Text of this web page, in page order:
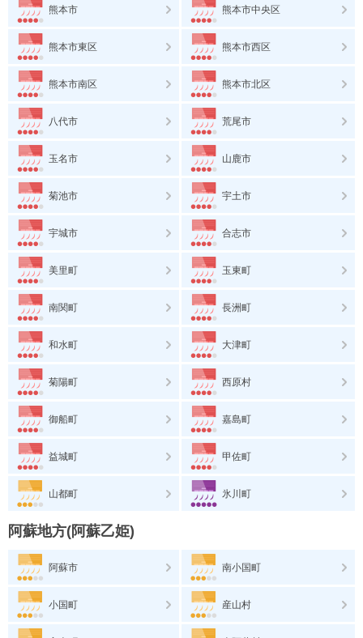
熊本市 熊本市中央区
熊本市東区 熊本市西区
熊本市南区 熊本市北区
八代市 荒尾市
玉名市 山鹿市
菊池市 宇土市
宇城市 合志市
美里町 玉東町
南関町 長洲町
和水町 大津町
菊陽町 西原村
御船町 嘉島町
益城町 甲佐町
山都町 氷川町
阿蘇地方(阿蘇乙姫)
阿蘇市 南小国町
小国町 産山村